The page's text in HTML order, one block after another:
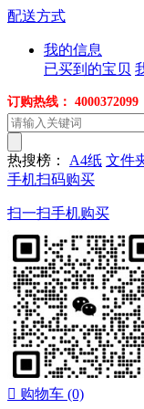
配送方式
我的信息
已买到的宝贝
订购热线：
热搜榜： A4纸 文件
手机扫码购买
扫一扫手机购买
 购物车 (0)